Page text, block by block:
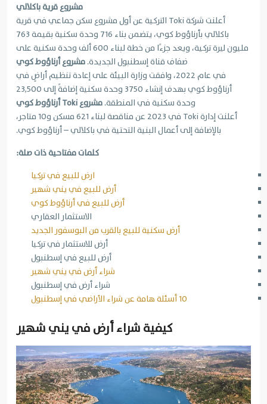
مشروع قرية باكلالي
أعلنت شركة Toki التركية عن أول مشروع سكن جماعي في قرية
باكلالي بأرناؤوط كوي، يتضمن بناء 716 وحدة سكنية بقيمة 763
مليون ليرة تركية، ويعد جزءًا من خطة لبناء 600 ألف وحدة سكنية على
ضفاف قناة إسطنبول الجديدة.مشروع أرناؤوط كوي
في عام 2022، وافقت وزارة البيئة على إعادة تنظيم أراضٍ في
أرناؤوط كوي بهدف إنشاء 3750 وحدة سكنية إضافةً إلى 23,500
وحدة سكنية في المنطقة.مشروع Toki أرناؤوط كوي
أعلنت إدارة Toki في 2023 عن مناقصة لبناء 621 مسكن و10 متاجر،
بالإضافة إلى أعمال البنية التحتية في باكلالي – أرناؤوط كوي.
كلمات مفتاحية ذات صلة:
ارض للبيع في تركيا
أرض للبيع في يني شهير
أرض للبيع في أرناؤوط كوي
الاستثمار العقاري
أرض سكنية للبيع بالقرب من البوسفور الجديد
أرض للاستثمار في تركيا
أرض للبيع في إسطنبول
شراء أرض في يني شهير
شراء أرض في إسطنبول
10 أسئلة هامة عن شراء الأراضي في إسطنبول
كيفية شراء أرض في يني شهير